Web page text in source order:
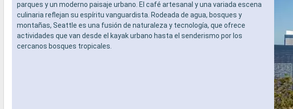
parques y un moderno paisaje urbano. El café artesanal y una variada escena
culinaria reflejan su espíritu vanguardista. Rodeada de agua, bosques y
montañas, Seattle es una fusión de naturaleza y tecnología, que ofrece
actividades que van desde el kayak urbano hasta el senderismo por los
cercanos bosques tropicales.